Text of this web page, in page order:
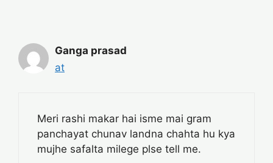
Ganga prasad
at
Meri rashi makar hai isme mai gram
panchayat chunav landna chahta hu kya
mujhe safalta milege plse tell me.